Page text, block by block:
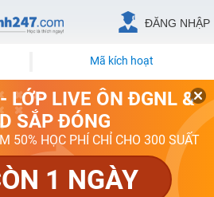
ĐĂNG NHẬP
Mã kích hoạt
LỚP LIVE ÔN ĐGNL &
SẮP ĐÓNG
50% HỌC PHÍ CHỈ CHO 300 SUẤT
1 NGÀY